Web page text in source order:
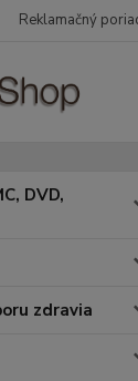
Reklamačný
DVD,
zdravia